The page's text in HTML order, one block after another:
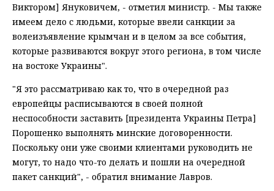
Виктором] Януковичем, - отметил министр. - Мы также
имеем дело с людьми, которые ввели санкции за
волеизъявление крымчан и в целом за все события,
которые развиваются вокруг этого региона, в том числе
на востоке Украины".
"Я это рассматриваю как то, что в очередной раз
европейцы расписываются в своей полной
неспособности заставить [президента Украины Петра]
Порошенко выполнять минские договоренности.
Поскольку они уже своими клиентами руководить не
могут, то надо что-то делать и пошли на очередной
пакет санкций", - обратил внимание Лавров.